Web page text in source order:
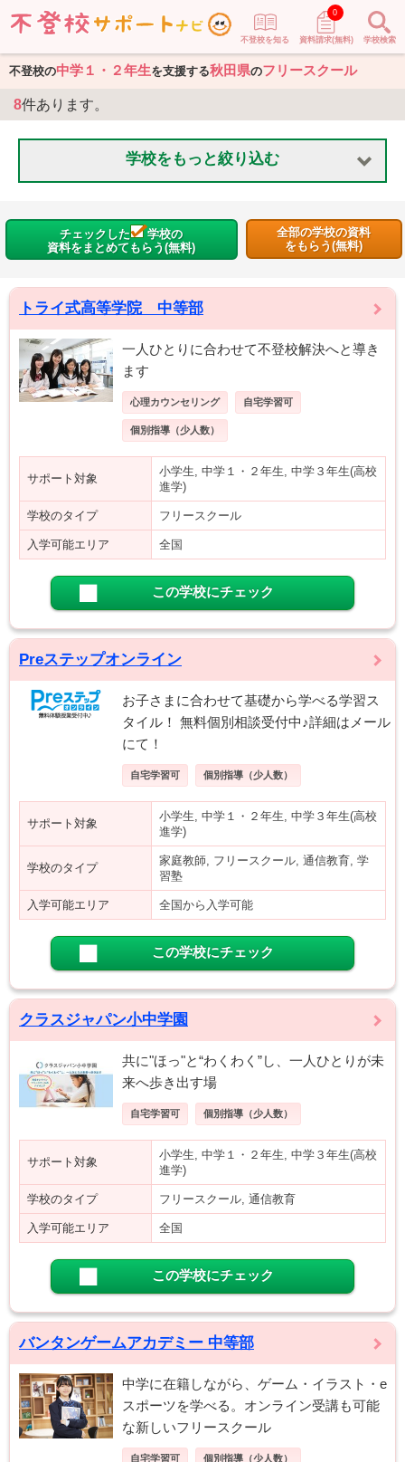
不登校を知る 資料請求(無料)
0
学校検索
不登校の中学１・２年生を支援する秋田県のフリースクール
8件あります。
学校をもっと絞り込む
チェックした
学校の
資料をまとめてもらう(無料)
全部の学校の資料
をもらう(無料)
トライ式高等学院 中等部
一人ひとりに合わせて不登校解決へと導き
ます
心理カウンセリング 自宅学習可
個別指導（少人数）
サポート対象
小学生, 中学１・２年生, 中学３年生(高校
進学)
学校のタイプ フリースクール
入学可能エリア 全国
この学校にチェック
Preステップオンライン
お子さまに合わせて基礎から学べる学習ス
タイル！ 無料個別相談受付中♪詳細はメール
にて！
自宅学習可 個別指導（少人数）
サポート対象
小学生, 中学１・２年生, 中学３年生(高校
進学)
学校のタイプ
家庭教師, フリースクール, 通信教育, 学
習塾
入学可能エリア 全国から入学可能
この学校にチェック
クラスジャパン小中学園
共に"ほっ"と“わくわく”し、一人ひとりが未
来へ歩き出す場
自宅学習可 個別指導（少人数）
サポート対象
小学生, 中学１・２年生, 中学３年生(高校
進学)
学校のタイプ フリースクール, 通信教育
入学可能エリア 全国
この学校にチェック
バンタンゲームアカデミー 中等部
中学に在籍しながら、ゲーム・イラスト・e
スポーツを学べる。オンライン受講も可能
な新しいフリースクール
自宅学習可 個別指導（少人数）